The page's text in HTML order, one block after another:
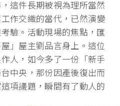
這件長期被視為理所當然
作交織的當代， 已然演變
驗。活動現場的焦點，匯
」屋主劉品言身上。 這位
人，如今多了一份「新手
中央，那份因產後復出而
項議題，瞬間有了動人的